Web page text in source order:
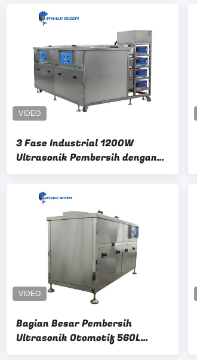
3 Fase Industrial 1200W
Ultrasonik Pembersih dengan
88L Tangki Stainless Steel
Bagian Besar Pembersih
Ultrasonik Otomotif 560L
Dengan Pemanasan /